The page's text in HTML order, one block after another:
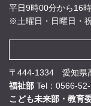
平日9時00分から16
※土曜日・日曜日・
〒444-1334 愛知県
福祉部 Tel：0566-52-
こども未来部・教育